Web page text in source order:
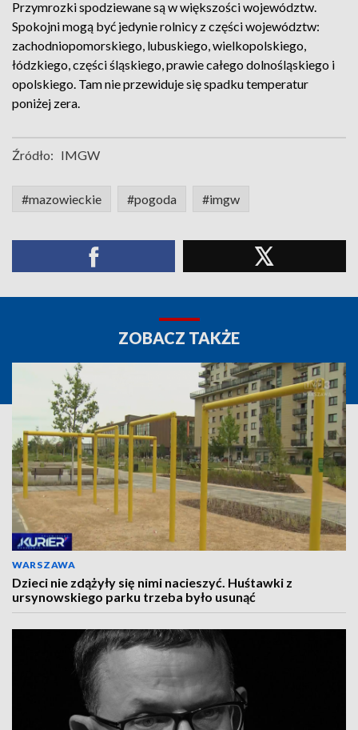
Przymrozki spodziewane są w większości województw.
Spokojni mogą być jedynie rolnicy z części województw:
zachodniopomorskiego, lubuskiego, wielkopolskiego,
łódzkiego, części śląskiego, prawie całego dolnośląskiego i
opolskiego. Tam nie przewiduje się spadku temperatur
poniżej zera.
Źródło: IMGW
#mazowieckie #pogoda #imgw
ZOBACZ TAKŻE
WARSZAWA
Dzieci nie zdążyły się nimi nacieszyć. Huśtawki z
ursynowskiego parku trzeba było usunąć